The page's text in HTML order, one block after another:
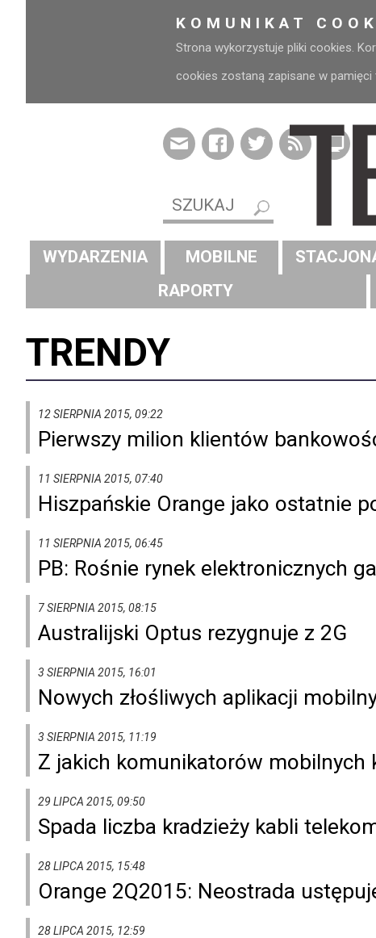
KOMUNIKAT
Strona wykorzystuje pliki cookies.
cookies zostaną zapisane w pamięci
WYDARZENIA MOBILNE
RAPORTY
TRENDY
12 SIERPNIA 2015, 09:22
Pierwszy milion klientów
11 SIERPNIA 2015, 07:40
Hiszpańskie Orange jako ostatnie
11 SIERPNIA 2015, 06:45
PB: Rośnie rynek elektronicznych
7 SIERPNIA 2015, 08:15
Australijski Optus rezygnuje z 2G
3 SIERPNIA 2015, 16:01
Nowych złośliwych aplikacji
3 SIERPNIA 2015, 11:19
Z jakich komunikatorów mobilnych
29 LIPCA 2015, 09:50
Spada liczba kradzieży kabli
28 LIPCA 2015, 15:48
Orange 2Q2015: Neostrada
28 LIPCA 2015, 12:59